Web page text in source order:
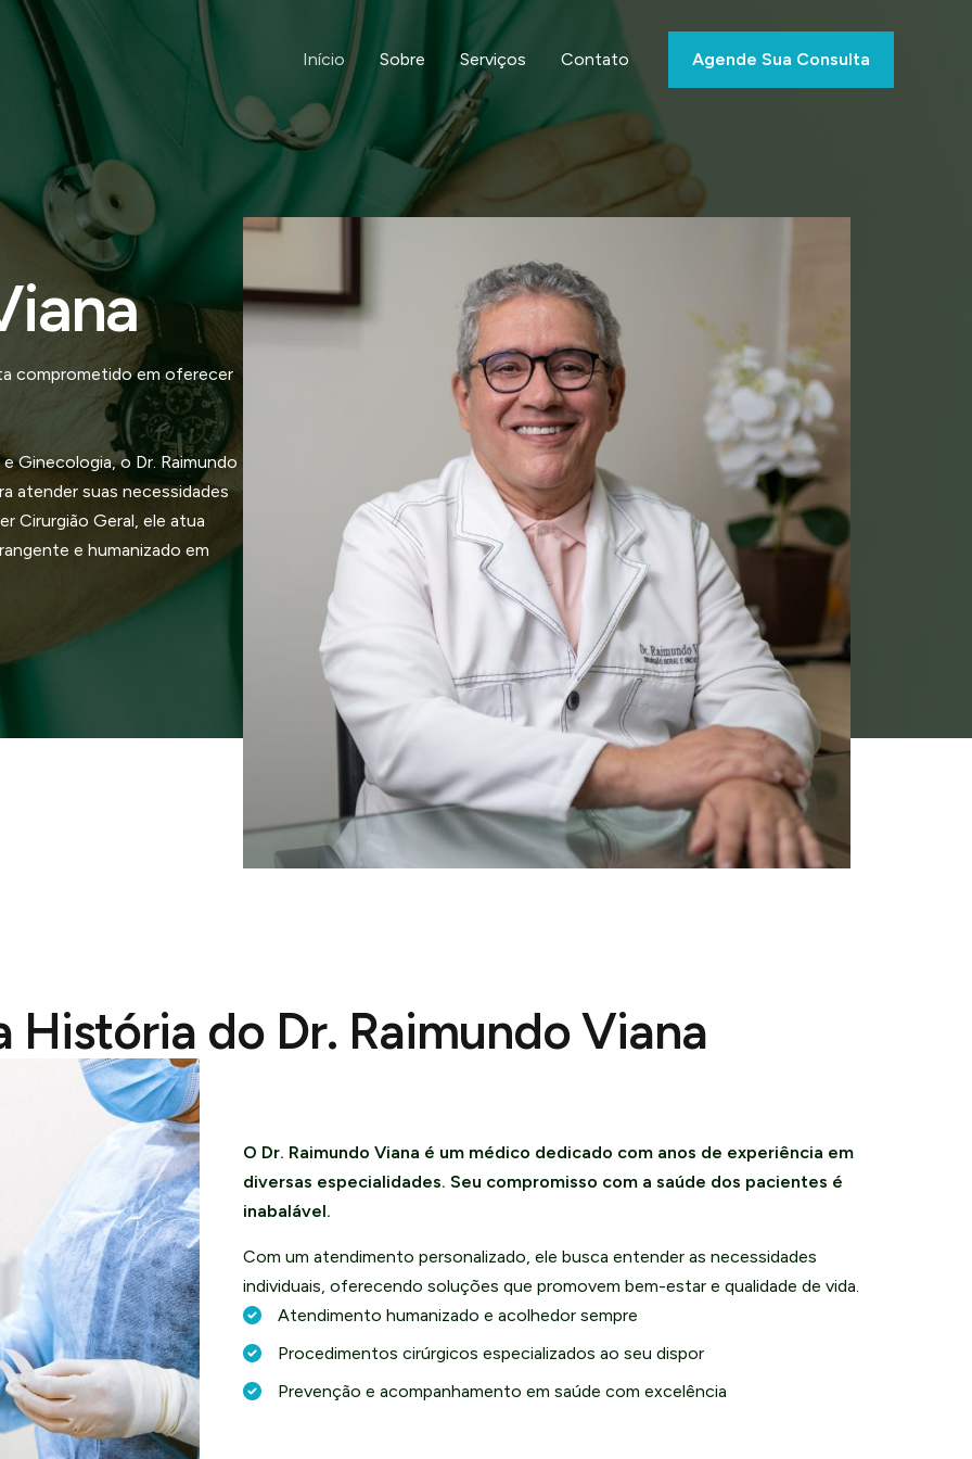
Início Sobre Serviços Contato Agende Sua Consulta
comprometido em oferecer
Ginecologia, o Dr. Raimundo
atender suas necessidades
Cirurgião Geral, ele atua
e humanizado em
História do Dr. Raimundo Viana
O Dr. Raimundo Viana é um médico dedicado com anos de experiência em
diversas especialidades. Seu compromisso com a saúde dos pacientes é
inabalável.
Com um atendimento personalizado, ele busca entender as necessidades
individuais, oferecendo soluções que promovem bem-estar e qualidade de vida.
Atendimento humanizado e acolhedor sempre
Procedimentos cirúrgicos especializados ao seu dispor
Prevenção e acompanhamento em saúde com excelência